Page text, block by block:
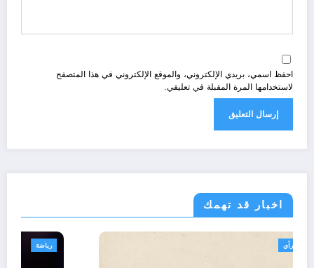
احفظ اسمي، بريدي الإلكتروني، والموقع الإلكتروني في هذا المتصفح
لاستخدامها المرة المقبلة في تعليقي.
اخبار قد تهمك
تعاليق حرة